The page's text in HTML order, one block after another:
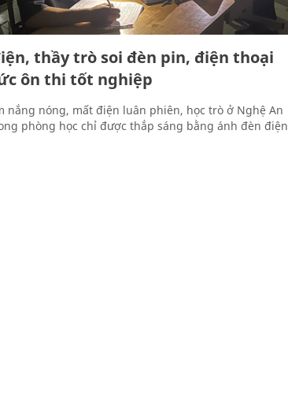
thầy trò soi đèn pin, điện thoại
ôn thi tốt nghiệp
nắng nóng, mất điện luân phiên, học trò ở Nghệ An
phòng học chỉ được thắp sáng bằng ánh đèn điện